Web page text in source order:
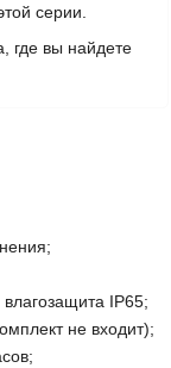
серии.
где вы найдете
IP65;
не входит);